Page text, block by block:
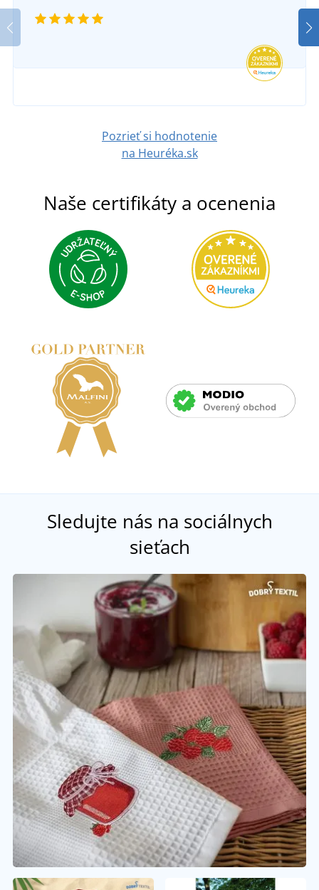
Pozrieť si hodnotenie
na Heuréka.sk
Naše certifikáty a ocenenia
Sledujte nás na sociálnych
sieťach